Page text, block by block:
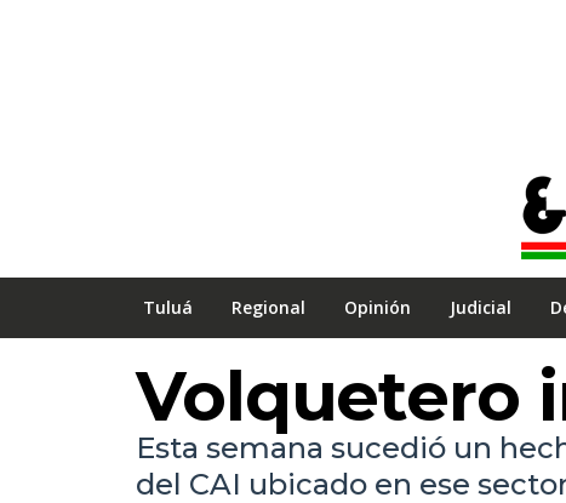
Tuluá Regional Opinión Judicial
Volquetero
Esta semana sucedió un
del CAI ubicado en ese